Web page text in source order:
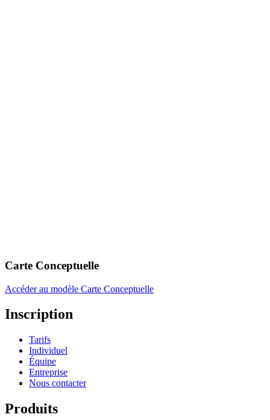
Carte Conceptuelle
Accéder au modèle Carte Conceptuelle
Inscription
Tarifs
Individuel
Équipe
Entreprise
Nous contacter
Produits